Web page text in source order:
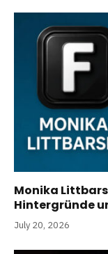
Monika
Hintergründe
July 20, 2026